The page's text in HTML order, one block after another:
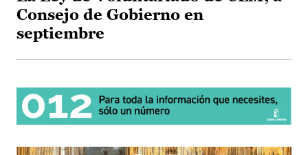
Consejo de Gobierno en
septiembre